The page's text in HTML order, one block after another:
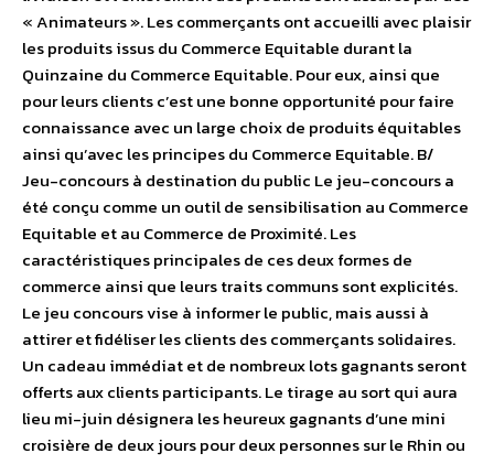
« Animateurs ». Les commerçants ont accueilli avec plaisir
les produits issus du Commerce Equitable durant la
Quinzaine du Commerce Equitable. Pour eux, ainsi que
pour leurs clients c’est une bonne opportunité pour faire
connaissance avec un large choix de produits équitables
ainsi qu’avec les principes du Commerce Equitable. B/
Jeu-concours à destination du public Le jeu-concours a
été conçu comme un outil de sensibilisation au Commerce
Equitable et au Commerce de Proximité. Les
caractéristiques principales de ces deux formes de
commerce ainsi que leurs traits communs sont explicités.
Le jeu concours vise à informer le public, mais aussi à
attirer et fidéliser les clients des commerçants solidaires.
Un cadeau immédiat et de nombreux lots gagnants seront
offerts aux clients participants. Le tirage au sort qui aura
lieu mi-juin désignera les heureux gagnants d’une mini
croisière de deux jours pour deux personnes sur le Rhin ou